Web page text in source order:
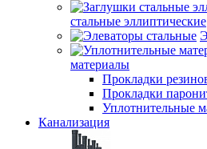
стальные эллиптические
материалы
Прокладки
Прокладки
Уплотнительные
Канализация